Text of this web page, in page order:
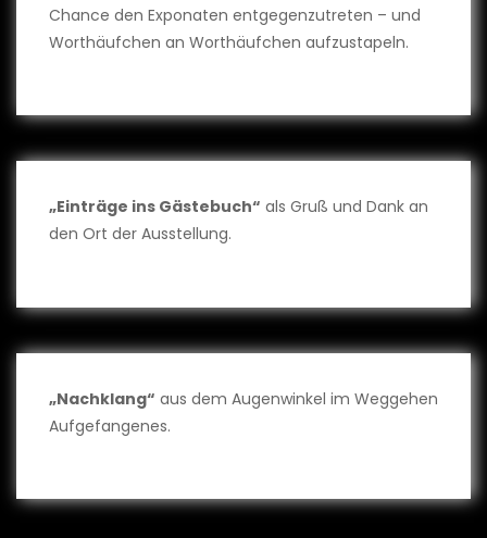
Chance den Exponaten entgegenzutreten – und
Worthäufchen an Worthäufchen aufzustapeln.
„Einträge ins Gästebuch“ als Gruß und Dank an
den Ort der Ausstellung.
„Nachklang“ aus dem Augenwinkel im Weggehen
Aufgefangenes.